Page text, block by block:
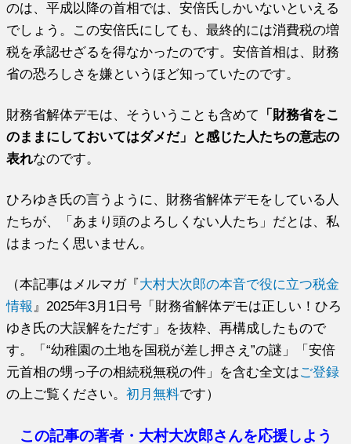
のは、平成以降の首相では、安倍氏しかいないといえる
でしょう。この安倍氏にしても、最終的には消費税の増
税を承認せざるを得なかったのです。安倍首相は、財務
省の恐ろしさを嫌というほど知っていたのです。
財務省解体デモは、そういうことも含めて
「財務省をこ
のままにしておいてはダメだ」と感じた人たちの意志の
表れなのです。
ひろゆき氏の言うように、財務省解体デモをしている人
たちが、「あまり頭のよろしくない人たち」だとは、私
はまったく思いません。
（本記事はメルマガ『大村大次郎の本音で役に立つ税金
情報 』2025年3月1日号「財務省解体デモは正しい！ひろ
ゆき氏の大誤解をただす」を抜粋、再構成したもので
す。「“幼稚園の土地を国税が差し押さえ”の謎」「安倍
元首相の甥っ子の相続税無税の件」を含む全文はご登録
の上ご覧ください。初月無料です）
この記事の著者・大村大次郎さんを応援しよう